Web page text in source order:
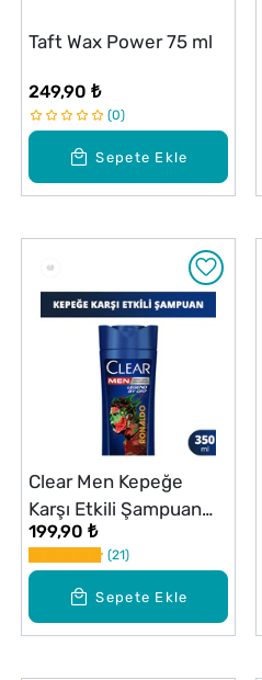
Sepete Ekle
Taft Wax Power 75 ml
249,90 ₺
0
Sepete Ekle
Clear Men Kepeğe
Karşı Etkili Şampuan
Legend By CR7 350 ml
199,90 ₺
21